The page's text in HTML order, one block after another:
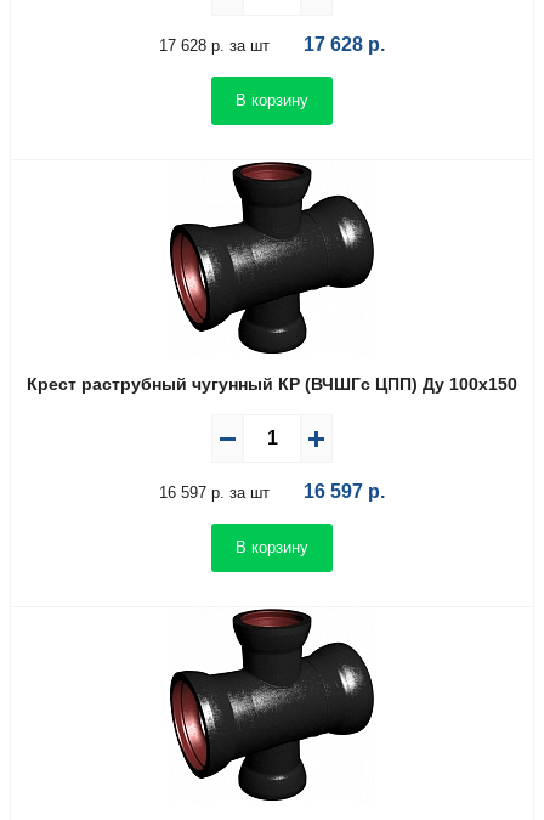
17 628 р. за шт 17 628 р.
В корзину
Крест раструбный чугунный КР (ВЧШГс ЦПП) Ду 100х150
16 597 р. за шт 16 597 р.
В корзину